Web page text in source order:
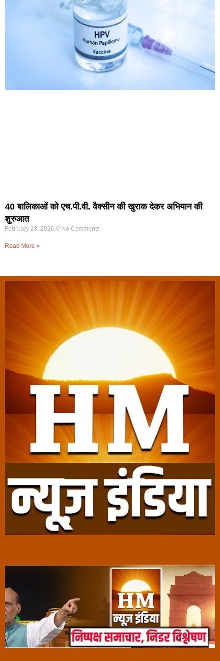
40 बालिकाओं को एच.पी.वी. वैक्सीन की खुराक देकर अभियान की
शुरुआत
February 28, 2026 No Comments
Read More »